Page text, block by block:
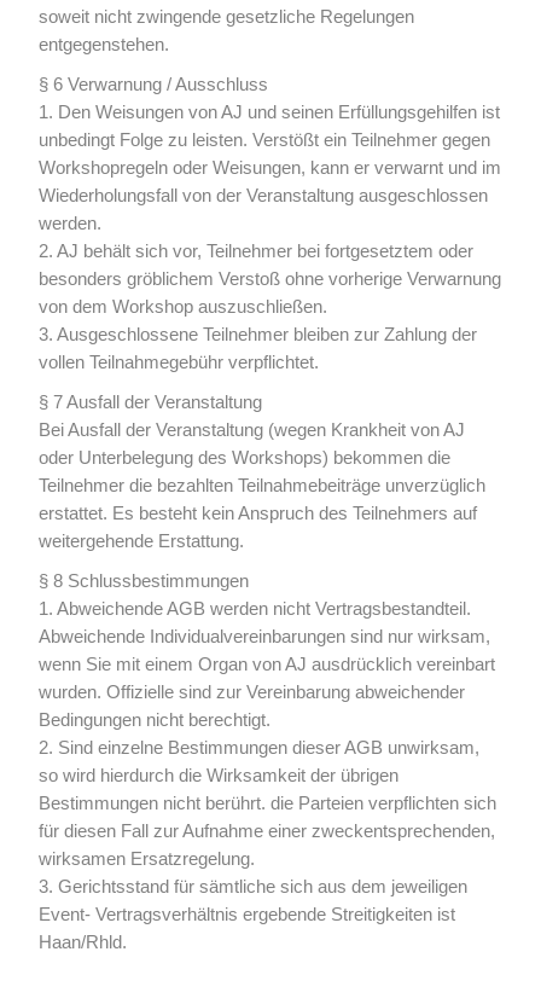
soweit nicht zwingende gesetzliche Regelungen
entgegenstehen.
§ 6 Verwarnung / Ausschluss
1. Den Weisungen von AJ und seinen Erfüllungsgehilfen ist
unbedingt Folge zu leisten. Verstößt ein Teilnehmer gegen
Workshopregeln oder Weisungen, kann er verwarnt und im
Wiederholungsfall von der Veranstaltung ausgeschlossen
werden.
2. AJ behält sich vor, Teilnehmer bei fortgesetztem oder
besonders gröblichem Verstoß ohne vorherige Verwarnung
von dem Workshop auszuschließen.
3. Ausgeschlossene Teilnehmer bleiben zur Zahlung der
vollen Teilnahmegebühr verpflichtet.
§ 7 Ausfall der Veranstaltung
Bei Ausfall der Veranstaltung (wegen Krankheit von AJ
oder Unterbelegung des Workshops) bekommen die
Teilnehmer die bezahlten Teilnahmebeiträge unverzüglich
erstattet. Es besteht kein Anspruch des Teilnehmers auf
weitergehende Erstattung.
§ 8 Schlussbestimmungen
1. Abweichende AGB werden nicht Vertragsbestandteil.
Abweichende Individualvereinbarungen sind nur wirksam,
wenn Sie mit einem Organ von AJ ausdrücklich vereinbart
wurden. Offizielle sind zur Vereinbarung abweichender
Bedingungen nicht berechtigt.
2. Sind einzelne Bestimmungen dieser AGB unwirksam,
so wird hierdurch die Wirksamkeit der übrigen
Bestimmungen nicht berührt. die Parteien verpflichten sich
für diesen Fall zur Aufnahme einer zweckentsprechenden,
wirksamen Ersatzregelung.
3. Gerichtsstand für sämtliche sich aus dem jeweiligen
Event- Vertragsverhältnis ergebende Streitigkeiten ist
Haan/Rhld.